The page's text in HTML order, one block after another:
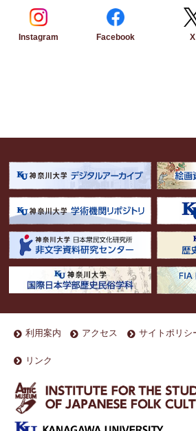
Instagram Facebook X
利用案内 アクセス サイトポリシ
リンク